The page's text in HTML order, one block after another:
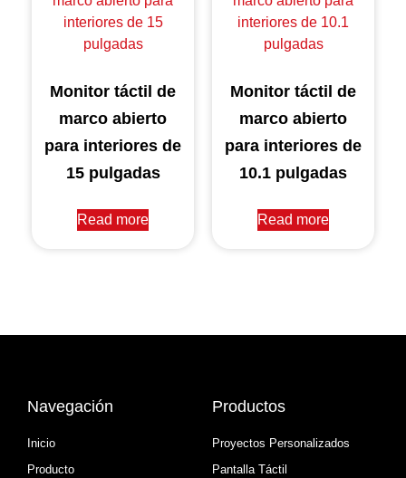
Monitor táctil de
marco abierto
para interiores de
15 pulgadas
Read more
Monitor táctil de
marco abierto
para interiores de
10.1 pulgadas
Read more
Navegación
Inicio
Producto
Productos
Proyectos Personalizados
Pantalla Táctil